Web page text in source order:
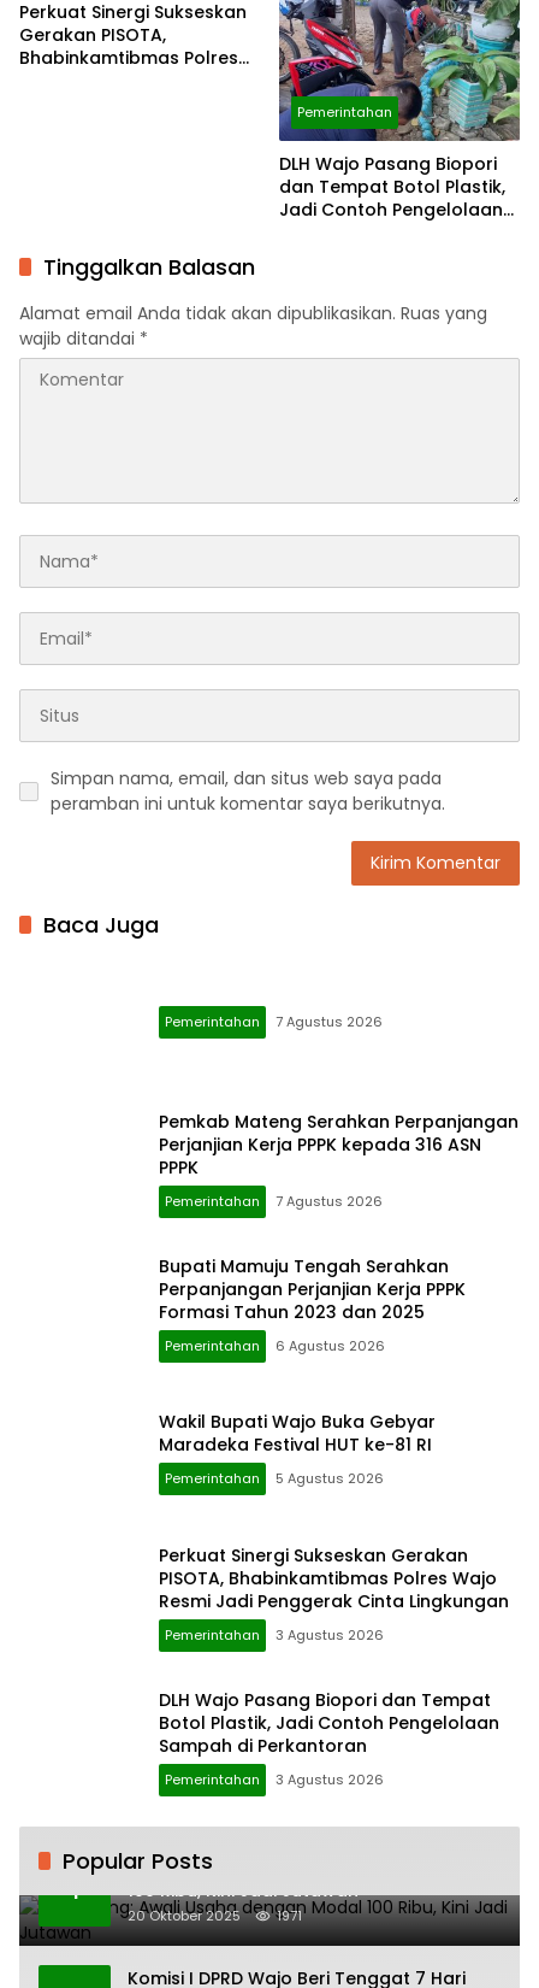
Perkuat Sinergi Sukseskan
Gerakan PISOTA,
Bhabinkamtibmas Polres
Pemerintahan
DLH Wajo Pasang Biopori
dan Tempat Botol Plastik,
Jadi Contoh Pengelolaan
Tinggalkan Balasan
Alamat email Anda tidak akan dipublikasikan. Ruas yang
wajib ditandai *
Simpan nama, email, dan situs web saya pada
peramban ini untuk komentar saya berikutnya.
Baca Juga
Pemerintahan 7 Agustus 2026
Pemkab Mateng Serahkan Perpanjangan
Perjanjian Kerja PPPK kepada 316 ASN
PPPK
Pemerintahan 7 Agustus 2026
Bupati Mamuju Tengah Serahkan
Perpanjangan Perjanjian Kerja PPPK
Formasi Tahun 2023 dan 2025
Pemerintahan 6 Agustus 2026
Wakil Bupati Wajo Buka Gebyar
Maradeka Festival HUT ke-81 RI
Pemerintahan 5 Agustus 2026
Perkuat Sinergi Sukseskan Gerakan
PISOTA, Bhabinkamtibmas Polres Wajo
Resmi Jadi Penggerak Cinta Lingkungan
Pemerintahan 3 Agustus 2026
DLH Wajo Pasang Biopori dan Tempat
Botol Plastik, Jadi Contoh Pengelolaan
Sampah di Perkantoran
Pemerintahan 3 Agustus 2026
Popular Posts
1
H. Ampang: Awali Usaha dengan Modal
100 Ribu, Kini Jadi Jutawan
20 Oktober 2025 1971
Komisi I DPRD Wajo Beri Tenggat 7 Hari